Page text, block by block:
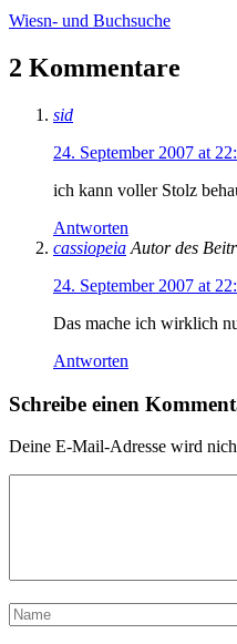
Wiesn- und Buchsuche
2 Kommentare
sid
24. September 2007 at
ich kann voller Stolz
Antworten
cassiopeia Autor des
24. September 2007 at
Das mache ich wirklich
Antworten
Schreibe einen
Deine E-Mail-Adresse wird